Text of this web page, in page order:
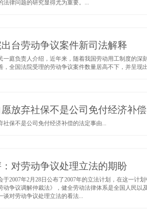
法律问题的研究显得尤为重要。...
台劳动争议案件新司法解释
一庭负责人介绍，近年来，随着我国劳动用工制度的
，全国法院受理的劳动争议案件数量居高不下，并呈
放弃社保不是公司免付经济补
社保不是公司免付经济补偿的法定事由...
对劳动争议处理立法的期盼
于2007年2月28日公布了2007年的立法计划，在这一计
动争议调解仲裁法》，健全劳动法律体系是全国人民
谈对劳动争议处理立法的看法...